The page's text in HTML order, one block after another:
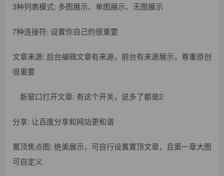
3种列表模式: 多图展示、单图展示、无图展示
7种连接符: 设置你自己的很重要
文章来源: 后台编辑文章有来源，前台有来源展示，尊重原创
很重要
新窗口打开文章: 有这个开关，说多了都是2
分享: 让百度分享和网站更和谐
置顶焦点图: 绝美展示，可自行设置置顶文章，且第一章大图
可自定义